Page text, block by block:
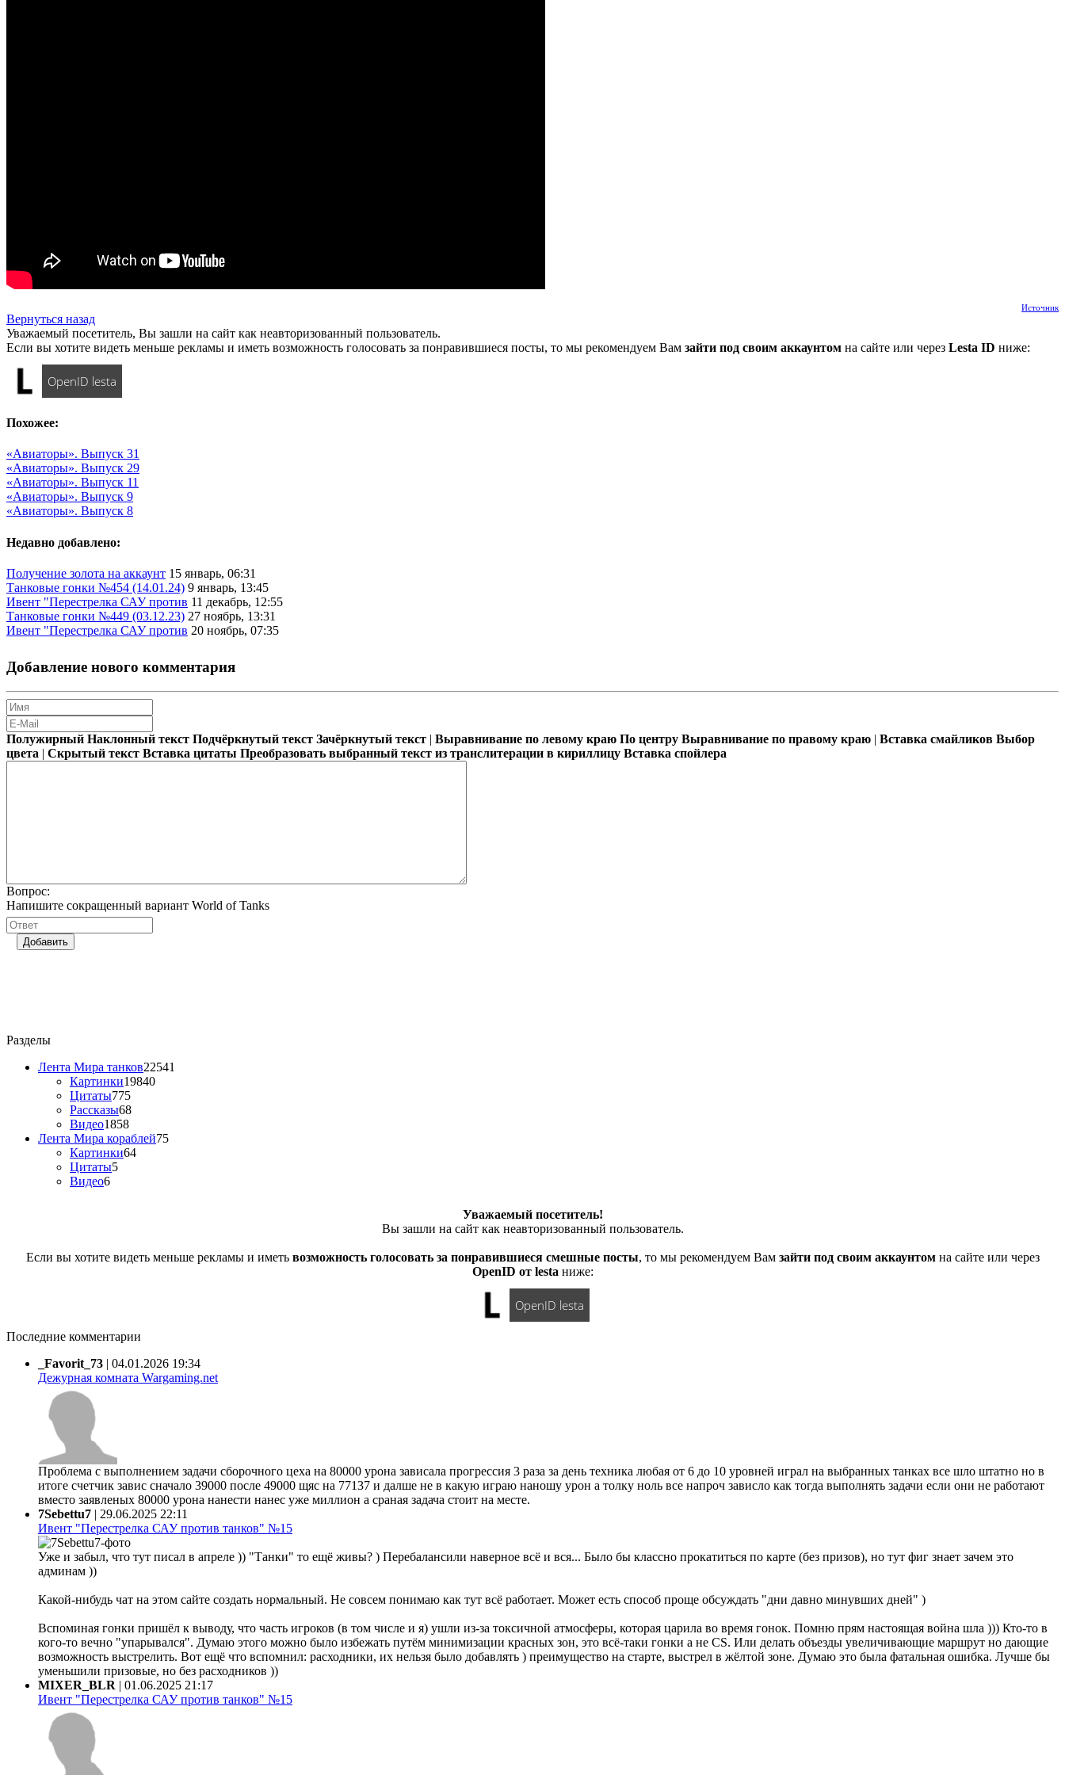
Источник
Вернуться назад
Уважаемый посетитель, Вы зашли на сайт как неавторизованный пользователь.
Если вы хотите видеть меньше рекламы и иметь возможность голосовать за понравившиеся посты, то мы рекомендуем Вам зайти под своим аккаунтом на сайте или через Lesta ID ниже:
OpenID lesta
Похожее:
«Авиаторы». Выпуск 31
«Авиаторы». Выпуск 29
«Авиаторы». Выпуск 11
«Авиаторы». Выпуск 9
«Авиаторы». Выпуск 8
Недавно добавлено:
Получение золота на аккаунт 15 январь, 06:31
Танковые гонки №454 (14.01.24) 9 январь, 13:45
Ивент "Перестрелка САУ против 11 декабрь, 12:55
Танковые гонки №449 (03.12.23) 27 ноябрь, 13:31
Ивент "Перестрелка САУ против 20 ноябрь, 07:35
Добавление нового комментария
Полужирный Наклонный текст Подчёркнутый текст Зачёркнутый текст | Выравнивание по левому краю По центру Выравнивание по правому краю | Вставка смайликов Выбор
цвета | Скрытый текст Вставка цитаты Преобразовать выбранный текст из транслитерации в кириллицу Вставка спойлера
Вопрос:
Напишите сокращенный вариант World of Tanks
Добавить
Разделы
Лента Мира танков22541
Картинки19840
Цитаты775
Рассказы68
Видео1858
Лента Мира кораблей75
Картинки64
Цитаты5
Видео6
Уважаемый посетитель!
Вы зашли на сайт как неавторизованный пользователь.
Если вы хотите видеть меньше рекламы и иметь возможность голосовать за понравившиеся смешные посты, то мы рекомендуем Вам зайти под своим аккаунтомна сайте или через
OpenID от lesta ниже:
OpenID lesta
Последние комментарии
_Favorit_73 | 04.01.2026 19:34
Дежурная комната Wargaming.net
Проблема с выполнением задачи сборочного цеха на 80000 урона зависала прогрессия 3 раза за день техника любая от 6 до 10 уровней играл на выбранных танках все шло штатно но в
итоге счетчик завис сначало 39000 после 49000 щяс на 77137 и далше не в какую играю наношу урон а толку ноль все напроч зависло как тогда выполнять задачи если они не работают
вместо заявленых 80000 урона нанести нанес уже миллион а сраная задача стоит на месте.
7Sebettu7 | 29.06.2025 22:11
Ивент "Перестрелка САУ против танков" №15
Уже и забыл, что тут писал в апреле )) "Танки" то ещё живы? ) Перебалансили наверное всё и вся... Было бы классно прокатиться по карте (без призов), но тут фиг знает зачем это
админам ))
Какой-нибудь чат на этом сайте создать нормальный. Не совсем понимаю как тут всё работает. Может есть способ проще обсуждать "дни давно минувших дней" )
Вспоминая гонки пришёл к выводу, что часть игроков (в том числе и я) ушли из-за токсичной атмосферы, которая царила во время гонок. Помню прям настоящая война шла ))) Кто-то в
кого-то вечно "упарывался". Думаю этого можно было избежать путём минимизации красных зон, это всё-таки гонки а не CS. Или делать объезды увеличивающие маршрут но дающие
возможность выстрелить. Вот ещё что вспомнил: расходники, их нельзя было добавлять ) преимущество на старте, выстрел в жёлтой зоне. Думаю это была фатальная ошибка. Лучше бы
уменьшили призовые, но без расходников ))
MIXER_BLR | 01.06.2025 21:17
Ивент "Перестрелка САУ против танков" №15